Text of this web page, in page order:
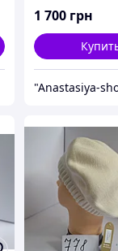
1 700 грн
"Anastasiya-